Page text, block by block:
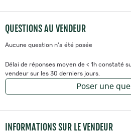
QUESTIONS AU VENDEUR
Aucune question n'a été posée
Délai de réponses moyen de < 1h constaté
vendeur sur les 30 derniers jours.
Poser une
INFORMATIONS SUR LE VENDEUR